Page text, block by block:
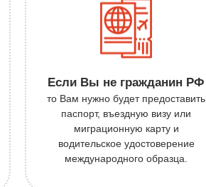
Если Вы не гражданин РФ
то Вам нужно будет предоставить
паспорт, въездную визу или
миграционную карту и
водительское удостоверение
международного образца.